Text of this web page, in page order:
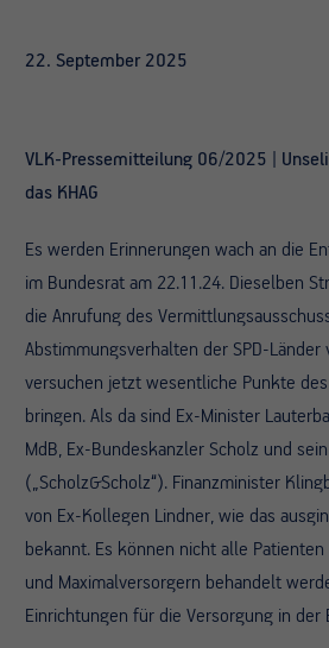
22. September 2025
VLK-Pressemitteilung 06/2025 |
das KHAG
Es werden Erinnerungen wach an die
im Bundesrat am 22.11.24. Dieselben
die Anrufung des
Abstimmungsverhalten der SPD-Länder
versuchen jetzt wesentliche Punkte des
bringen. Als da sind Ex-Minister
MdB, Ex-Bundeskanzler Scholz und
(„Scholz&Scholz“). Finanzminister
von Ex-Kollegen Lindner, wie das
bekannt. Es können nicht alle
und Maximalversorgern behandelt
Einrichtungen für die Versorgung in der